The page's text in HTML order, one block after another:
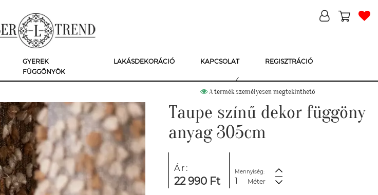
GYEREK
FÜGGÖNYÖK
LAKÁSDEKORÁCIÓ KAPCSOLAT REGISZTRÁCIÓ
A termék személyesen megtekinthető
Taupe színű dekor függöny
anyag 305cm
Ár:
22 990 Ft
Mennyiség:
Méter